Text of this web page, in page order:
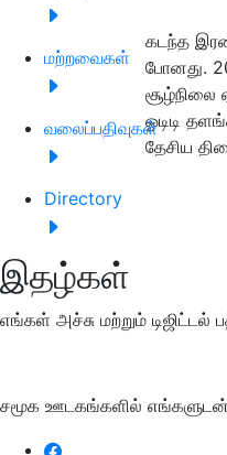
மற்றவைகள்
வலைப்பதிவுகள்
Directory
இதழ்கள்
எங்கள் அச்சு மற்றும் டிஜிட்டல்
சமூக ஊடகங்களில்
கடந்த
போனது.
சூழ்நிலை
ஓடிடி
தேசிய